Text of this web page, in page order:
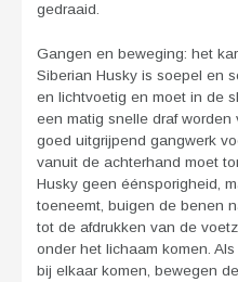
gedraaid.
Gangen en beweging: het
Siberian Husky is soepel en
en lichtvoetig en moet in de
een matig snelle draf worden
goed uitgrijpend gangwerk
vanuit de achterhand moet
Husky geen éénsporigheid,
toeneemt, buigen de benen
tot de afdrukken van de
onder het lichaam komen.
bij elkaar komen, bewegen